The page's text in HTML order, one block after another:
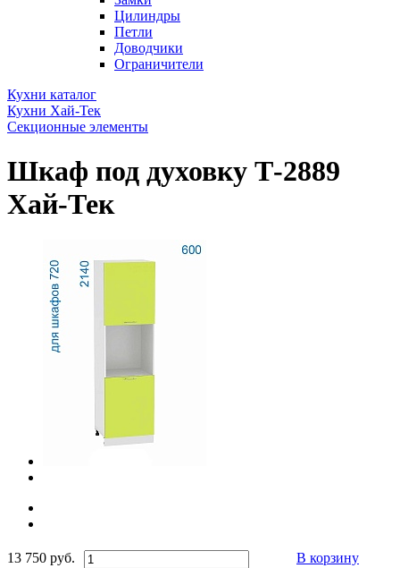
Цилиндры
Петли
Доводчики
Ограничители
Кухни каталог
Кухни Хай-Тек
Секционные элементы
Шкаф под духовку Т-2889
Хай-Тек
13 750 руб.
В корзину